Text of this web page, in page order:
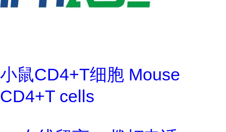
小鼠CD4+T细胞 Mouse
CD4+T cells